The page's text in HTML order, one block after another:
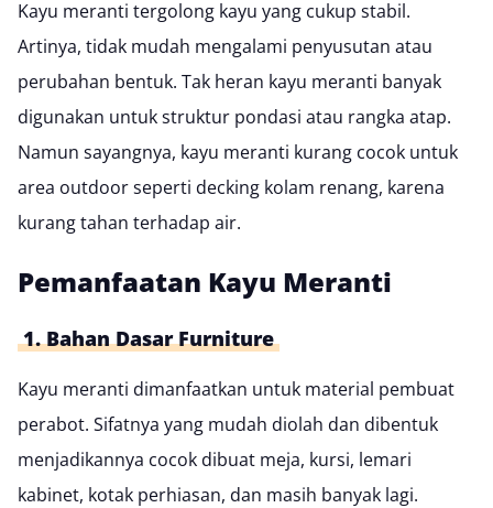
Kayu meranti tergolong kayu yang cukup stabil.
Artinya, tidak mudah mengalami penyusutan atau
perubahan bentuk. Tak heran kayu meranti banyak
digunakan untuk struktur pondasi atau rangka atap.
Namun sayangnya, kayu meranti kurang cocok untuk
area outdoor seperti decking kolam renang, karena
kurang tahan terhadap air.
Pemanfaatan Kayu Meranti
1. Bahan Dasar Furniture
Kayu meranti dimanfaatkan untuk material pembuat
perabot. Sifatnya yang mudah diolah dan dibentuk
menjadikannya cocok dibuat meja, kursi, lemari
kabinet, kotak perhiasan, dan masih banyak lagi.